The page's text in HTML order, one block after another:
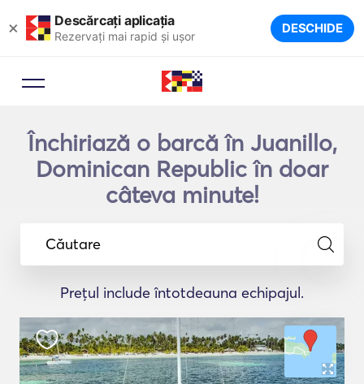
× Descărcați aplicația
Rezervați mai rapid și ușor DESCHIDE
Închiriază o barcă în Juanillo,
Dominican Republic în doar
câteva minute!
Căutare
Prețul include întotdeauna echipajul.